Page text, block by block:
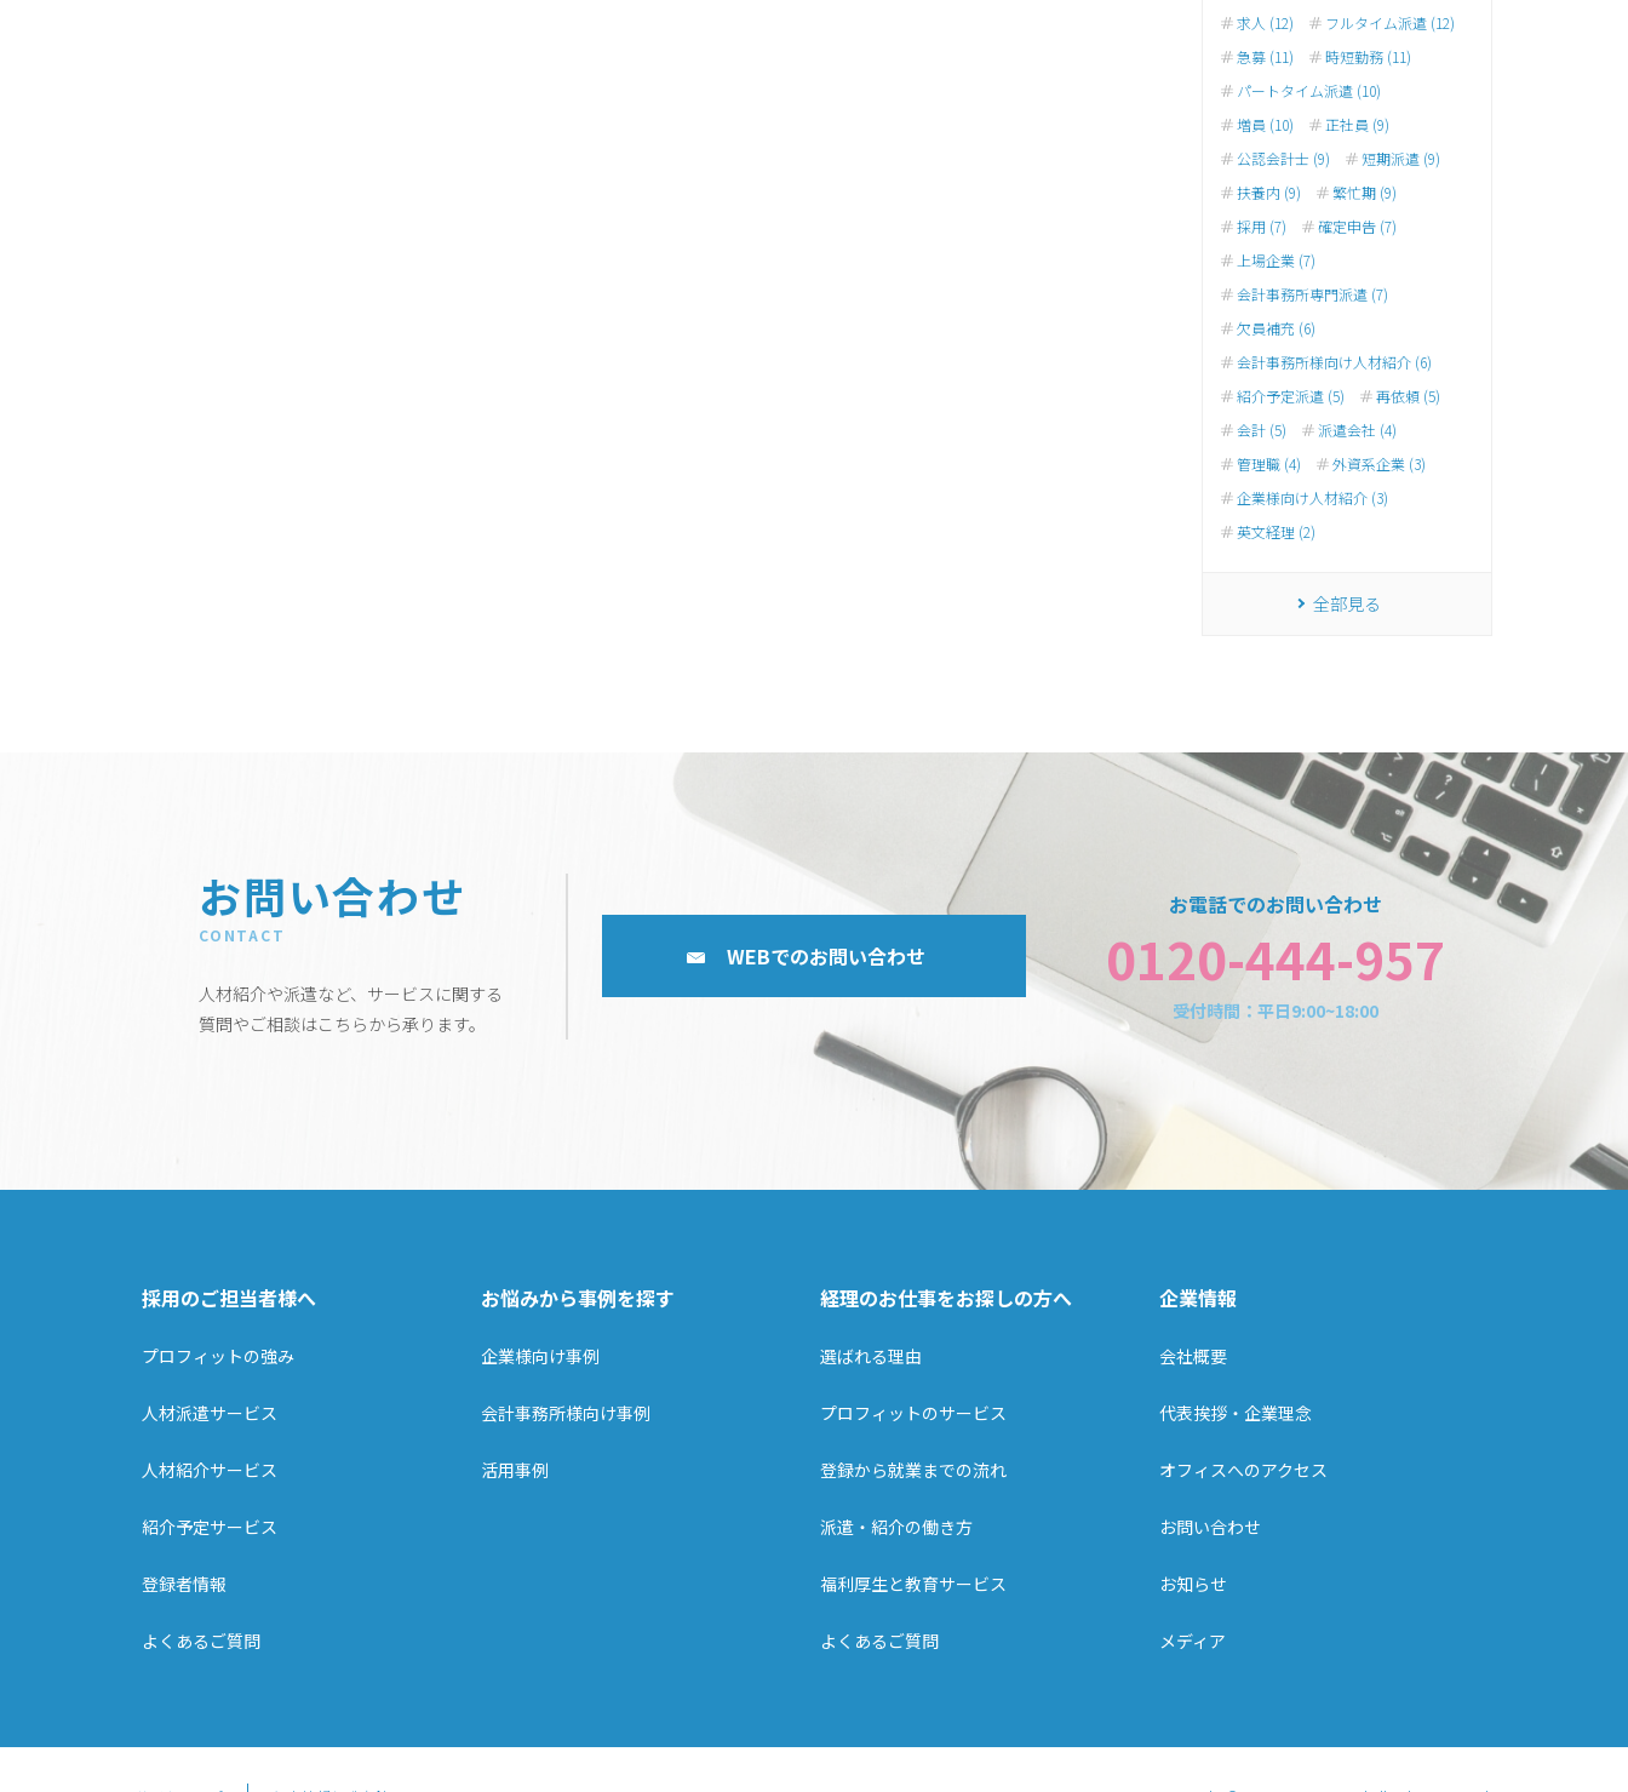
求人 (12)
フルタイム派遣 (12)
急募 (11)
時短勤務 (11)
パートタイム派遣 (10)
増員 (10)
正社員 (9)
公認会計士 (9)
短期派遣 (9)
扶養内 (9)
繁忙期 (9)
採用 (7)
確定申告 (7)
上場企業 (7)
会計事務所専門派遣 (7)
欠員補充 (6)
会計事務所様向け人材紹介 (6)
紹介予定派遣 (5)
再依頼 (5)
会計 (5)
派遣会社 (4)
管理職 (4)
外資系企業 (3)
企業様向け人材紹介 (3)
英文経理 (2)
全部見る
お問い合わせ
CONTACT
人材紹介や派遣など、サービスに関する
質問やご相談はこちらから承ります。
WEBでのお問い合わせ
お電話でのお問い合わせ
0120-444-957
受付時間：平日9:00~18:00
採用のご担当者様へ
プロフィットの強み
人材派遣サービス
人材紹介サービス
紹介予定サービス
登録者情報
よくあるご質問
お悩みから事例を探す
企業様向け事例
会計事務所様向け事例
活用事例
経理のお仕事をお探しの方へ
選ばれる理由
プロフィットのサービス
登録から就業までの流れ
派遣・紹介の働き方
福利厚生と教育サービス
よくあるご質問
企業情報
会社概要
代表挨拶・企業理念
オフィスへのアクセス
お問い合わせ
お知らせ
メディア